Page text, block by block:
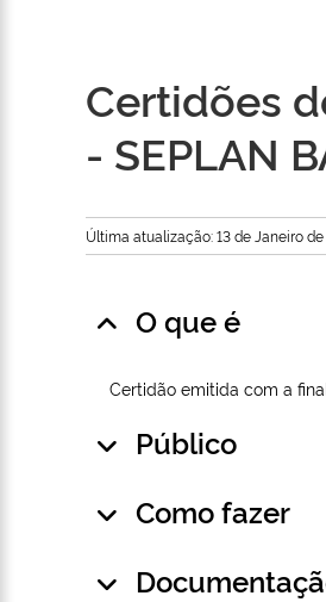
Certidões
- SEPLAN
Última atualização: 13 de Janeiro
O que é
Certidão emitida com a
Público
Como fazer